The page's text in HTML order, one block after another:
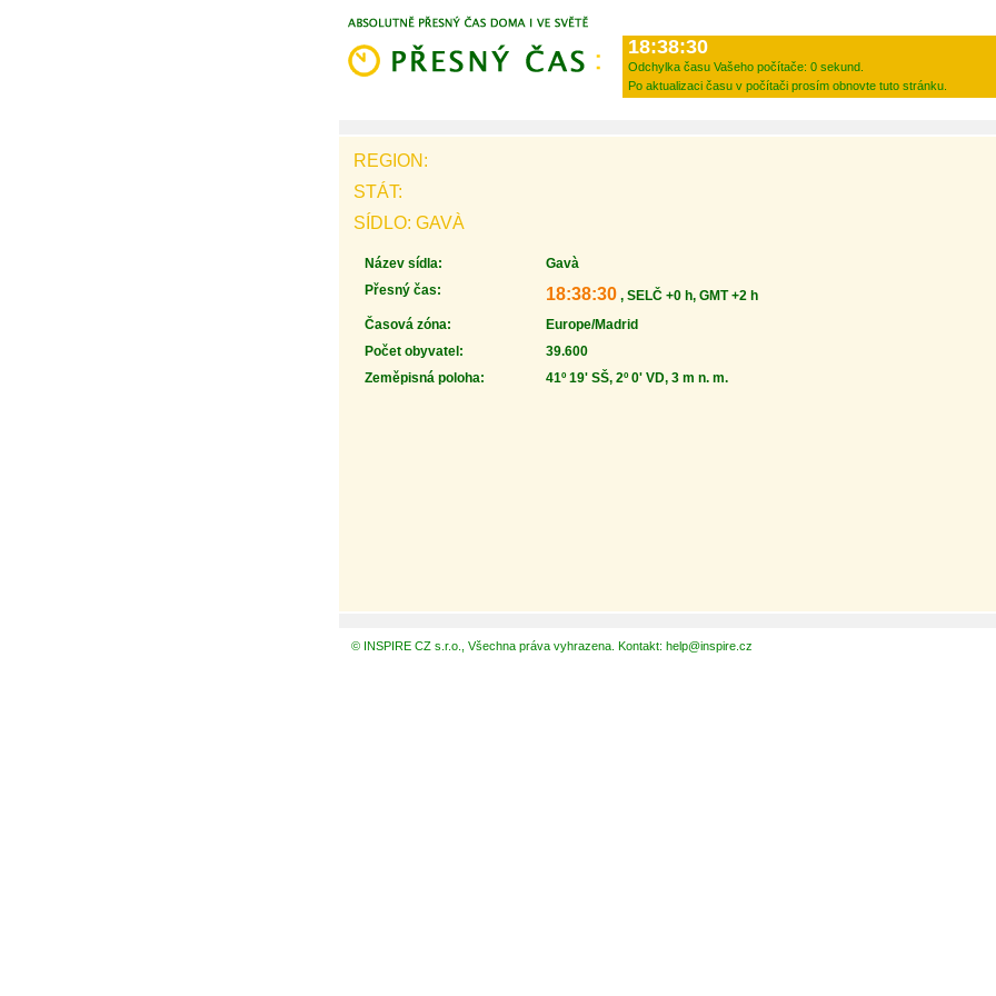
18:38:30
Odchylka času Vašeho počítače: 0 sekund.
Po aktualizaci času v počítači prosím obnovte tuto stránku.
REGION:
STÁT:
SÍDLO: GAVÀ
Název sídla:
Gavà
Přesný čas:
18:38:30 , SELČ +0 h, GMT +2 h
Časová zóna:
Europe/Madrid
Počet obyvatel:
39.600
Zeměpisná poloha:
41º 19' SŠ, 2º 0' VD, 3 m n. m.
© INSPIRE CZ s.r.o., Všechna práva vyhrazena. Kontakt: help@inspire.cz